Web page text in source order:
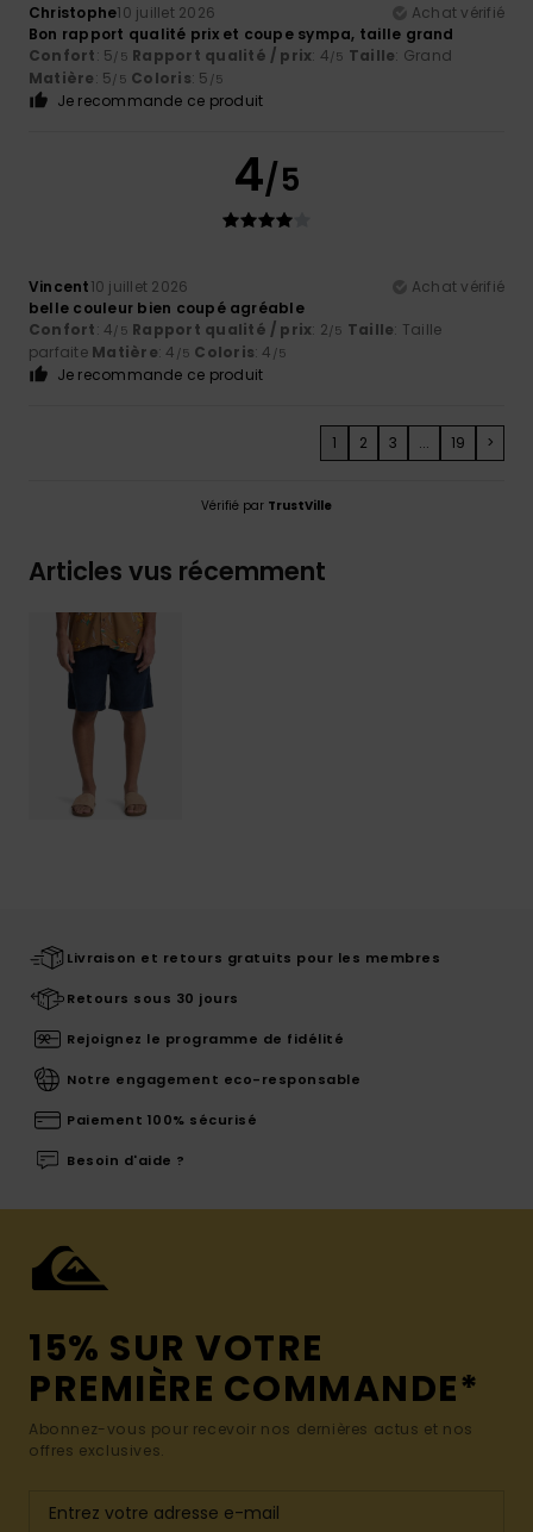
Christophe10 juillet 2026
Achat vérifié
Bon rapport qualité prix et coupe sympa, taille grand
Confort: 5/5 Rapport qualité / prix: 4/5 Taille: Grand
Matière: 5/5 Coloris: 5 /5
Je recommande ce produit
4/5
Vincent10 juillet 2026
Achat vérifié
belle couleur bien coupé agréable
Confort: 4/5 Rapport qualité / prix: 2/5 Taille: Taille
parfaite Matière: 4 /5 Coloris: 4 /5
Je recommande ce produit
1 2 3 ... 19 >
Vérifié par TrustVille
Articles vus récemment
Livraison et retours gratuits pour les membres
Retours sous 30 jours
Rejoignez le programme de fidélité
Notre engagement eco-responsable
Paiement 100% sécurisé
Besoin d'aide ?
15% SUR VOTRE
PREMIÈRE COMMANDE*
Abonnez-vous pour recevoir nos dernières actus et nos
offres exclusives.